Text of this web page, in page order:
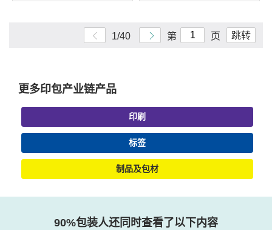
1/40 第 页 跳转
更多印包产业链产品
印刷
标签
制品及包材
90%包装人还同时查看了以下内容